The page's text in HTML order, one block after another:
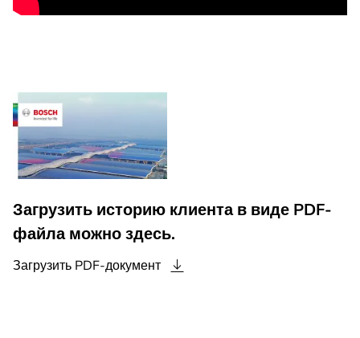
Загрузить историю клиента в виде PDF-
файла можно здесь.
Загрузить PDF-документ